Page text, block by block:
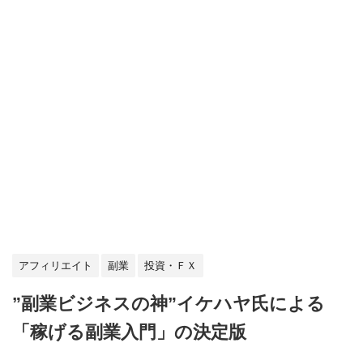
アフィリエイト 副業 投資・ＦＸ
”副業ビジネスの神”イケハヤ氏による
「稼げる副業入門」の決定版